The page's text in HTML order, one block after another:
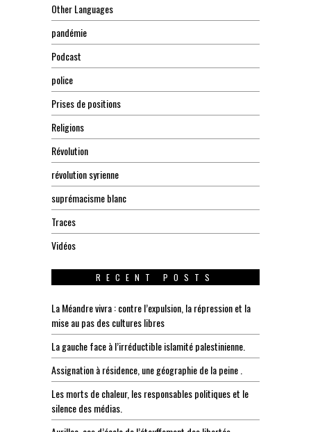
Other Languages
pandémie
Podcast
police
Prises de positions
Religions
Révolution
révolution syrienne
suprémacisme blanc
Traces
Vidéos
RECENT POSTS
La Méandre vivra : contre l’expulsion, la répression et la
mise au pas des cultures libres
La gauche face à l’irréductible islamité palestinienne.
Assignation à résidence, une géographie de la peine .
Les morts de chaleur, les responsables politiques et le
silence des médias.